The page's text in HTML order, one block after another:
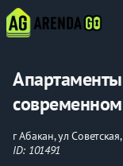
г Абакан, ул
ID: 101491